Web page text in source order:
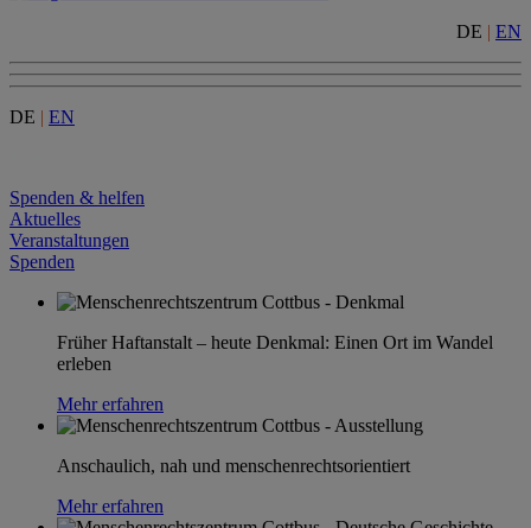
DE | EN
DE | EN
Spenden & helfen
Aktuelles
Veranstaltungen
Spenden
Früher Haftanstalt – heute Denkmal: Einen Ort im Wandel
erleben
Mehr erfahren
Anschaulich, nah und menschenrechtsorientiert
Mehr erfahren